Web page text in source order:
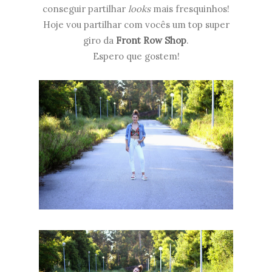
conseguir partilhar looks mais fresquinhos!
Hoje vou partilhar com vocês um top super
giro da Front Row Shop.
Espero que gostem!